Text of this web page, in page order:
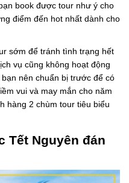
book được tour như ý cho
điểm đến hot nhất dành cho
sớm để tránh tình trạng hết
vụ cũng không hoạt động
nên chuẩn bị trước để có
vui và may mắn cho năm
hàng 2 chùm tour tiêu biểu
Tết Nguyên đán